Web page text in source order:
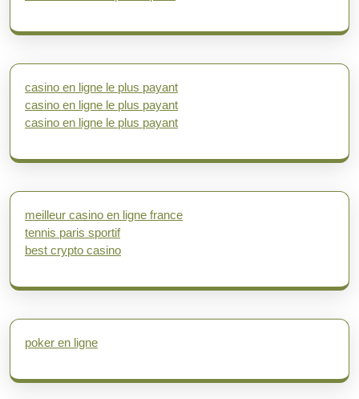
casino en ligne le plus payant
casino en ligne le plus payant
casino en ligne le plus payant
meilleur casino en ligne france
tennis paris sportif
best crypto casino
poker en ligne